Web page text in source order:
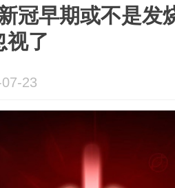
冠早期或不是发
视了
23